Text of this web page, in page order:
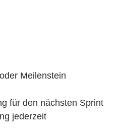
Meilenstein
für den nächsten Sprint
jederzeit